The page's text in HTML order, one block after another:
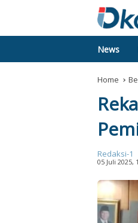
News
Home
Redaksi-1
05 Juli 2025,